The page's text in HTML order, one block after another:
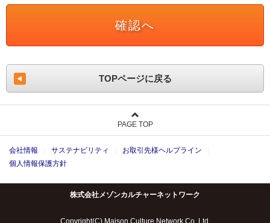
TOPページに戻る
PAGE TOP
会社情報 サステナビリティ
お取引先様ヘルプライン
個人情報保護方針
株式会社メゾンカルチャーネットワーク
Copyright(C) Maison Culture Network Co.,Ltd.